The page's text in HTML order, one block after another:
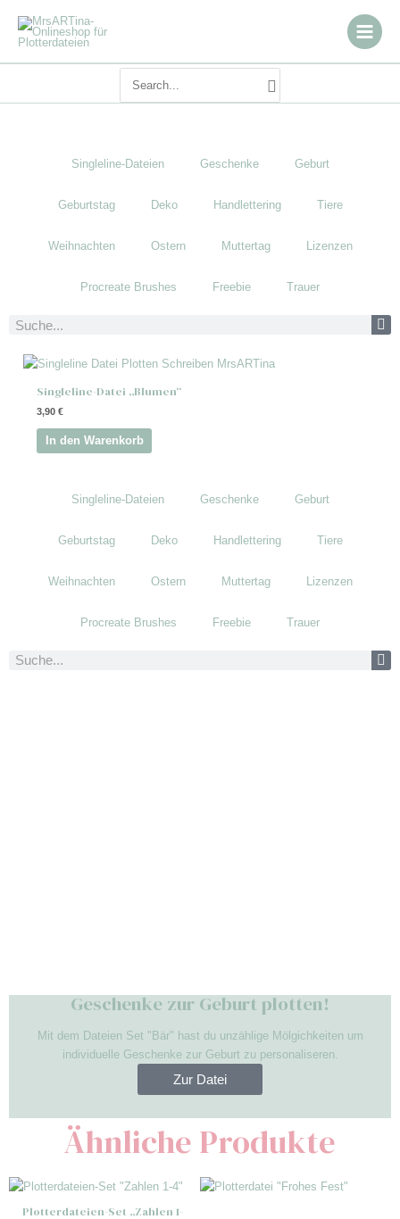
Inhalt
springen
for:
Singleline-Dateien Geschenke Geburt
Geburtstag Deko Handlettering Tiere
Weihnachten Ostern Muttertag Lizenzen
Procreate Brushes Freebie Trauer
Suche
Singleline-Datei „Blumen“
3,90€
In den Warenkorb
Singleline-Dateien Geschenke Geburt
Geburtstag Deko Handlettering Tiere
Weihnachten Ostern Muttertag Lizenzen
Procreate Brushes Freebie Trauer
Suche
Geschenke zur Geburt plotten!
Mit dem Dateien Set "Bär" hast du unzählige Mölgichkeiten um
individuelle Geschenke zur Geburt zu personaliseren.
Zur Datei
Ähnliche Produkte
Plotterdateien-Set „Zahlen 1-